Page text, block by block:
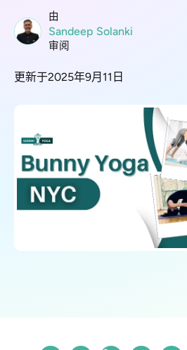
由
Sandeep Solanki
审阅
更新于2025年9月11日